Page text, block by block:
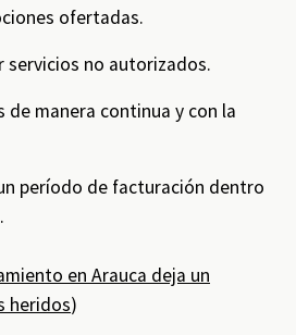
ofertadas.
servicios no autorizados.
de manera continua y con la
período de facturación dentro
en Arauca deja un
heridos)